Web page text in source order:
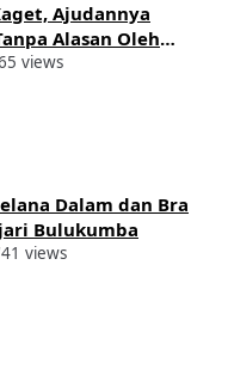
Ajudannya
Alasan Oleh
views
Dalam dan Bra
Bulukumba
views